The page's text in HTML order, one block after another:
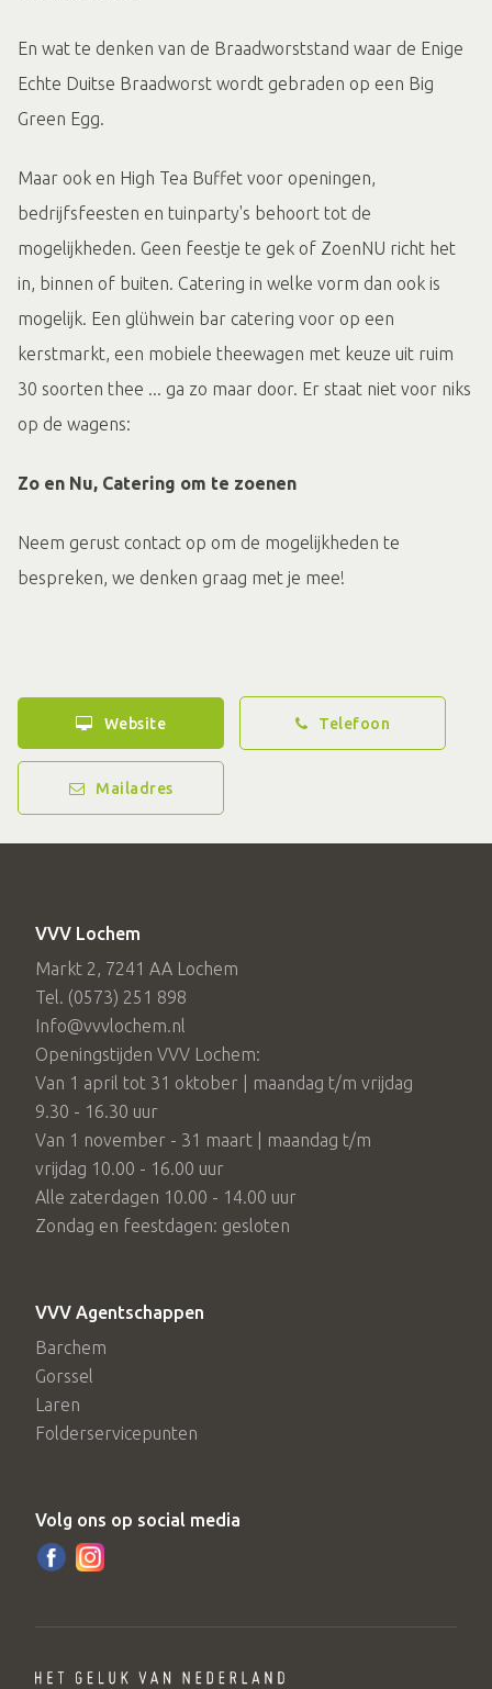
En wat te denken van de Braadworststand waar de Enige
Echte Duitse Braadworst wordt gebraden op een Big
Green Egg.
Maar ook en High Tea Buffet voor openingen,
bedrijfsfeesten en tuinparty's behoort tot de
mogelijkheden. Geen feestje te gek of ZoenNU richt het
in, binnen of buiten. Catering in welke vorm dan ook is
mogelijk. Een glühwein bar catering voor op een
kerstmarkt, een mobiele theewagen met keuze uit ruim
30 soorten thee ... ga zo maar door. Er staat niet voor niks
op de wagens:
Zo en Nu, Catering om te zoenen
Neem gerust contact op om de mogelijkheden te
bespreken, we denken graag met je mee!
Website Telefoon
Mailadres
VVV Lochem
Markt 2, 7241 AA Lochem
Tel. (0573) 251 898
Info@vvvlochem.nl
Openingstijden VVV Lochem:
Van 1 april tot 31 oktober | maandag t/m vrijdag
9.30 - 16.30 uur
Van 1 november - 31 maart | maandag t/m
vrijdag 10.00 - 16.00 uur
Alle zaterdagen 10.00 - 14.00 uur
Zondag en feestdagen: gesloten
VVV Agentschappen
Barchem
Gorssel
Laren
Folderservicepunten
Volg ons op social media